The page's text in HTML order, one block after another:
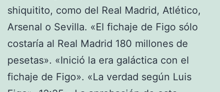
shiquitito, como del Real Madrid, Atlético,
Arsenal o Sevilla. «El fichaje de Figo sólo
costaría al Real Madrid 180 millones de
pesetas». «Inició la era galáctica con el
fichaje de Figo». «La verdad según Luis